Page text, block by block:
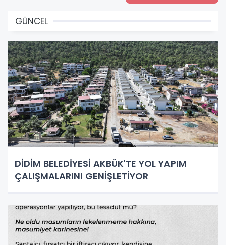
GÜNCEL
DİDİM BELEDİYESİ AKBÜK'TE YOL YAPIM
ÇALIŞMALARINI GENİŞLETİYOR